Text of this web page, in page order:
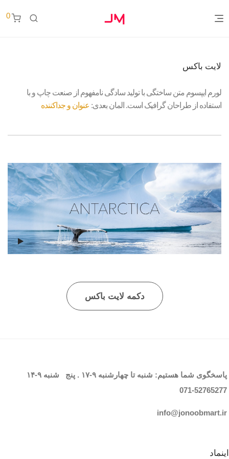
0
لایت باکس
لورم ایپسوم متن ساختگی با تولید سادگی نامفهوم از صنعت چاپ و با
استفاده از طراحان گرافیک است. المان بعدی: عنوان و جداکننده
دکمه لایت باکس
پاسخگوی شما هستیم: شنبه تا چهارشنبه ۹-۱۷ . پنج شنبه ۹-۱۴
071-52765277
info@jonoobmart.ir
اینماد